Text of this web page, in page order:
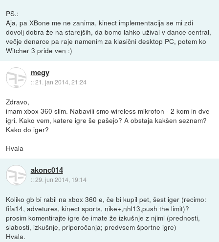
PS.:
Aja, pa XBone me ne zanima, kinect implementacija se mi zdi
dovolj dobra že na starejših, da bomo lahko užival v dance central,
večje denarce pa raje namenim za klasični desktop PC, potem ko
Witcher 3 pride ven :)
megy
::21. jan 2014, 21:24
Zdravo,
imam xbox 360 slim. Nabavili smo wireless mikrofon - 2 kom in dve
igri. Kako vem, katere igre še pašejo? A obstaja kakšen seznam?
Kako do iger?
Hvala
akonc014
::29. jun 2014, 19:14
Koliko gb bi rabil na xbox 360 e, če bi kupil pet, šest iger (recimo:
fifa14, advetures, kinect sports, nike+,nhl13,push the limit)?
prosim komentirajte igre če imate že izkušnje z njimi (prednosti,
slabosti, izkušnje, priporočanja; predvsem športne igre)
Hvala.